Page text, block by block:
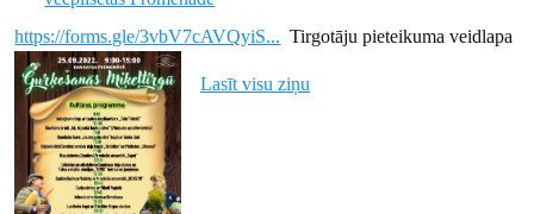
https://forms.gle/3vbV7cAVQyiS... Tirgotāju pieteikuma veidlapa
Lasīt visu ziņu